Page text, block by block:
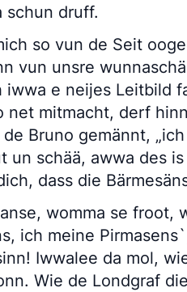
schun druff.
so vun de Seit
vun unsre
e neijes Leitbild
net mitmacht, derf
de Bruno gemännt,
un schää, awwa des
dass die
womma se froot,
ich meine
Iwwalee da mol,
Wie de Londgraf